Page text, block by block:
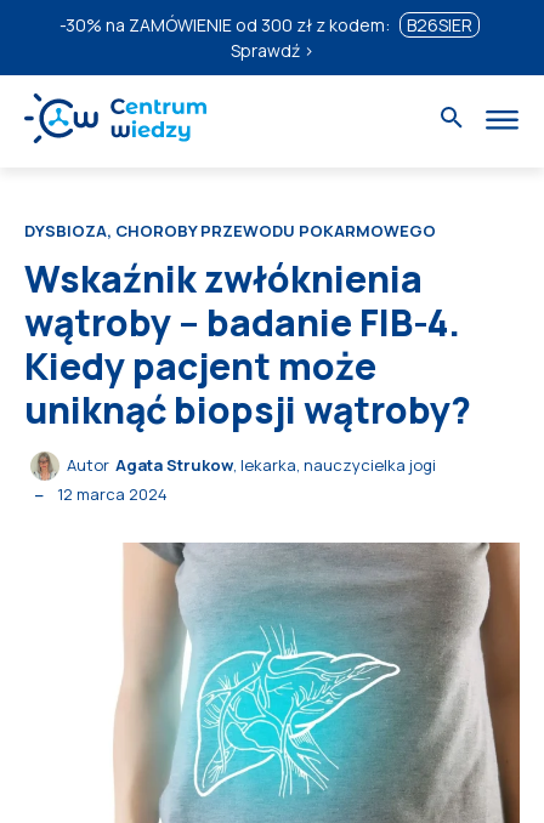
-30% na ZAMÓWIENIE od 300 zł z kodem:
B26SIER
Sprawdź ›
DYSBIOZA, CHOROBY PRZEWODU POKARMOWEGO
Wskaźnik zwłóknienia
wątroby – badanie FIB-4.
Kiedy pacjent może
uniknąć biopsji wątroby?
Autor Agata Strukow, lekarka, nauczycielka jogi
12 marca 2024